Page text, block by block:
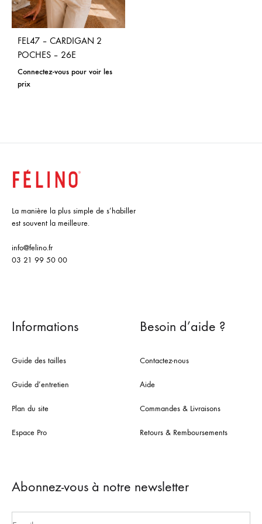
FEL47 – CARDIGAN 2
POCHES – 26E
Connectez-vous pour voir les
prix
La manière la plus simple de s’habiller
est souvent la meilleure.
info@felino.fr
03 21 99 50 00
Informations
Guide des tailles
Guide d’entretien
Plan du site
Espace Pro
Besoin d’aide ?
Contactez-nous
Aide
Commandes & Livraisons
Retours & Remboursements
Abonnez-vous à notre newsletter